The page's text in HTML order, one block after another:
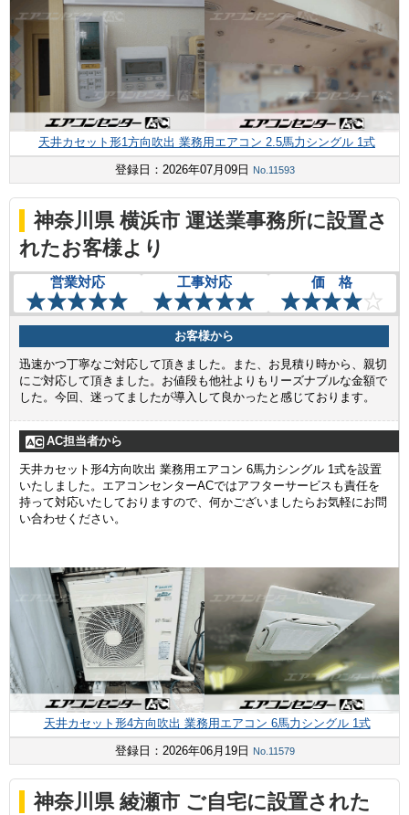
天井カセット形1方向吹出 業務用エアコン 2.5馬力シングル 1式
登録日：2026年07月09日
No.11593
神奈川県 横浜市 運送業事務所に設置さ
れたお客様より
営業対応 工事対応 価 格
お客様から
迅速かつ丁寧なご対応して頂きました。また、お見積り時から、親切
にご対応して頂きました。お値段も他社よりもリーズナブルな金額で
した。今回、迷ってましたが導入して良かったと感じております。
AC担当者から
天井カセット形4方向吹出 業務用エアコン 6馬力シングル 1式を設置
いたしました。エアコンセンターACではアフターサービスも責任を
持って対応いたしておりますので、何かございましたらお気軽にお問
い合わせください。
天井カセット形4方向吹出 業務用エアコン 6馬力シングル 1式
登録日：2026年06月19日
No.11579
神奈川県 綾瀬市 ご自宅に設置された